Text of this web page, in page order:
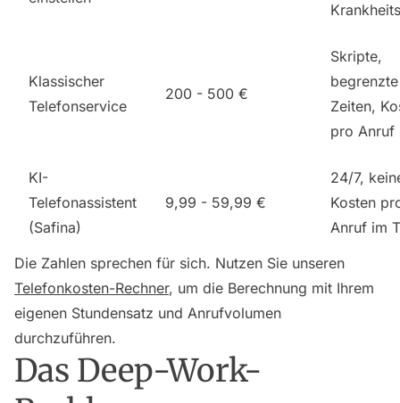
Klassischer
Telefonservice
200 - 500 €
Skripte,
begrenzte
Zeiten,
pro Anruf
KI-
Telefonassistent
(Safina)
9,99 - 59,99 €
24/7,
Kosten
Anruf im
Die Zahlen sprechen für sich. Nutzen Sie unseren
Telefonkosten-Rechner, um die Berechnung mit Ihrem
eigenen Stundensatz und Anrufvolumen
durchzuführen.
Das Deep-Work-